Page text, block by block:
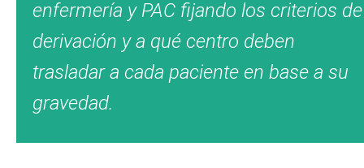
enfermería y PAC fijando los criterios de
derivación y a qué centro deben
trasladar a cada paciente en base a su
gravedad.